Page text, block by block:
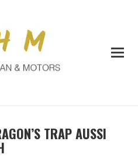
TRAP AUSSI